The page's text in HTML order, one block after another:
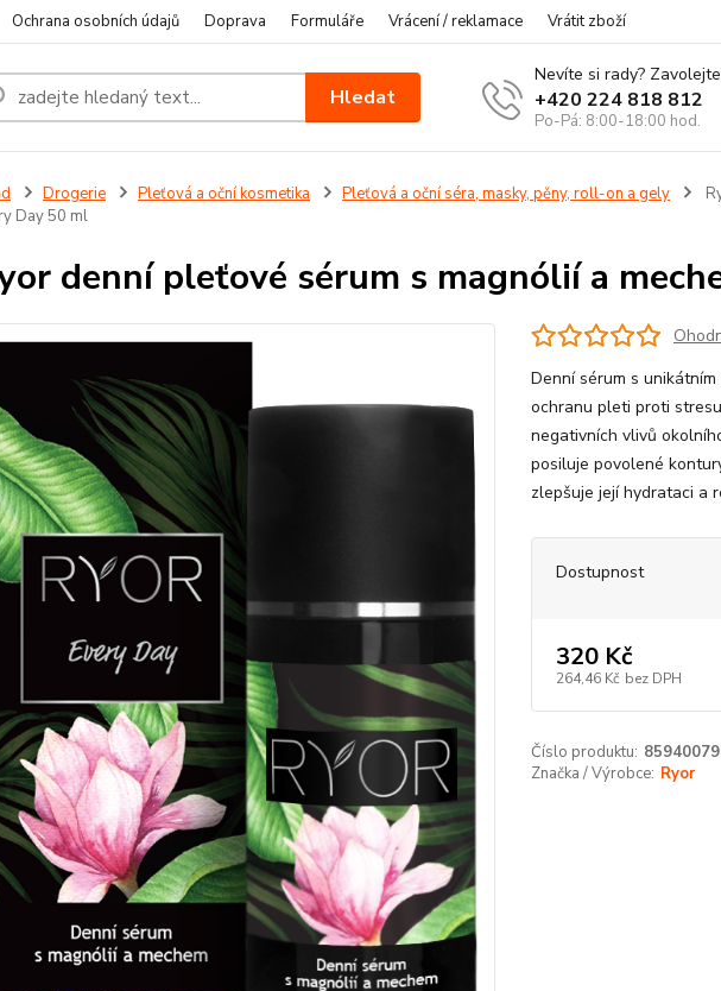
Ochrana osobních údajů Doprava Formuláře Vrácení / reklamace Vrátit zboží
Hledat
Nevíte si rady?
+420 224 818 812
Po-Pá: 8:00-18:00 hod.
Drogerie Pleťová a oční kosmetika Pleťová a oční séra, masky, pěny, roll-on a gely
Day 50 ml
denní pleťové sérum s magnólií a
Denní sérum s
ochranu pleti proti
negativních vlivů
posiluje povolené
zlepšuje její hydrataci a
Dostupnost
320 Kč
264,46 Kč bez DPH
Číslo produktu:
Značka / Výrobce: Ryor